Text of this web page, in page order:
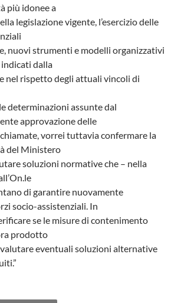
più idonee a
legislazione vigente, l’esercizio delle
nuovi strumenti e modelli organizzativi
dalla
nel rispetto degli attuali vincoli di
determinazioni assunte dal
approvazione delle
vorrei tuttavia confermare la
del Ministero
soluzioni normative che – nella
di garantire nuovamente
socio-assistenziali. In
se le misure di contenimento
prodotto
eventuali soluzioni alternative